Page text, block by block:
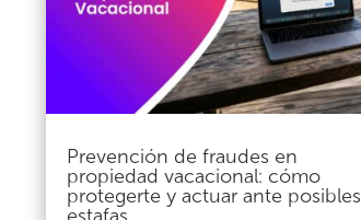
Prevención de fraudes en
propiedad vacacional: cómo
protegerte y actuar ante posibles